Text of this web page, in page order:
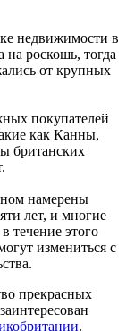
недвижимости в
на роскошь, тогда
от крупных
покупателей
как Канны,
британских
намерены
лет, и многие
течение этого
измениться с
прекрасных
.